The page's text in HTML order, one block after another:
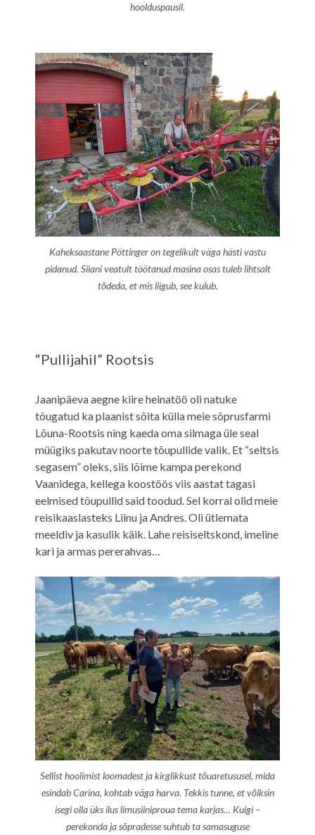
hoolduspausil.
Kaheksaastane Pöttinger on tegelikult väga hästi vastu
pidanud. Siiani veatult töötanud masina osas tuleb lihtsalt
tõdeda, et mis liigub, see kulub.
“Pullijahil” Rootsis
Jaanipäeva aegne kiire heinatöö oli natuke
tõugatud ka plaanist sõita külla meie sõprusfarmi
Lõuna-Rootsis ning kaeda oma silmaga üle seal
müügiks pakutav noorte tõupullide valik. Et “seltsis
segasem” oleks, siis lõime kampa perekond
Vaanidega, kellega koostöös viis aastat tagasi
eelmised tõupullid said toodud. Sel korral olid meie
reisikaaslasteks Liinu ja Andres. Oli ütlemata
meeldiv ja kasulik käik. Lahe reisiseltskond, imeline
kari ja armas pererahvas…
Sellist hoolimist loomadest ja kirglikkust tõuaretususel, mida
esindab Carina, kohtab väga harva. Tekkis tunne, et võiksin
isegi olla üks ilus limusiiniproua tema karjas… Kuigi –
perekonda ja sõpradesse suhtub ta samasuguse